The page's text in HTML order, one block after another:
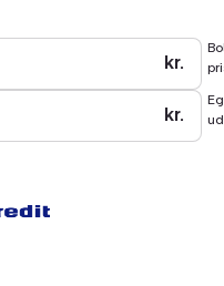
kr.
kr.